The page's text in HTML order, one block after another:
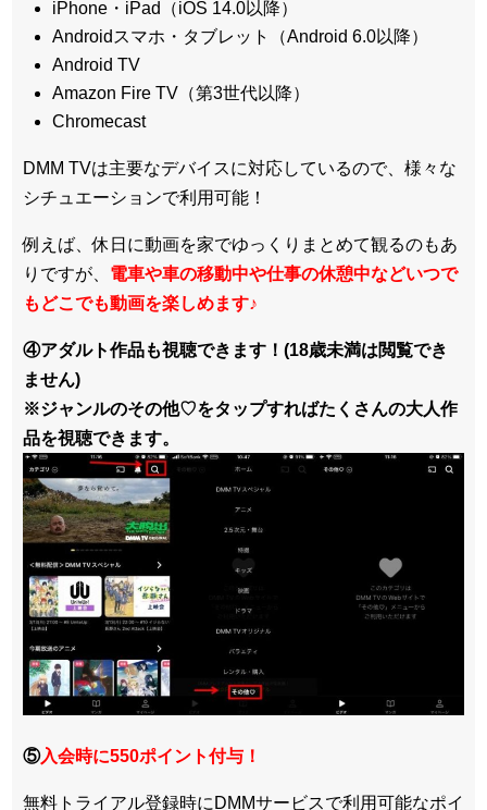
iPhone・iPad（iOS 14.0以降）
Androidスマホ・タブレット（Android 6.0以降）
Android TV
Amazon Fire TV（第3世代以降）
Chromecast
DMM TVは主要なデバイスに対応しているので、 様々な
シチュエーションで利用可能！
例えば、休日に動画を家でゆっくりまとめて観るのもあ
りですが、 電車や車の移動中や仕事の休憩中などいつで
もどこでも動画を楽しめます♪
④アダルト作品も視聴できます！(18歳未満は閲覧でき
ません)
※ジャンルのその他♡をタップすればたくさんの大人作
品を視聴できます。
⑤入会時に550ポイント付与！
無料トライアル登録時にDMMサービスで利用可能なポイ